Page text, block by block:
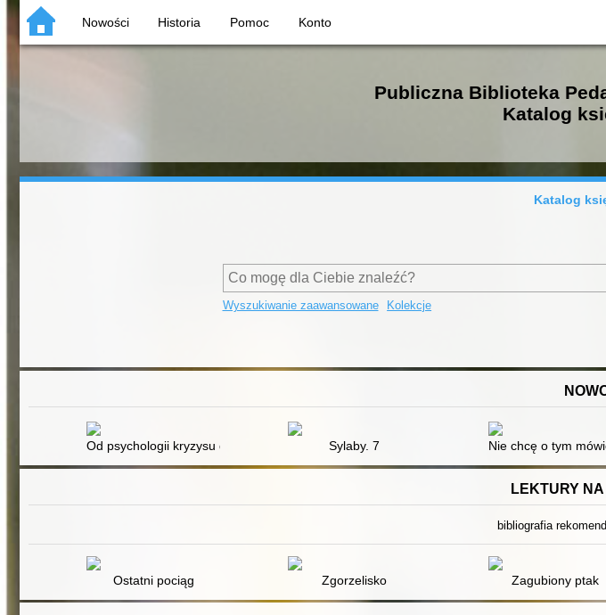
Nowości Historia Pomoc Konto
Publiczna Biblioteka
Katalog
Katalog
Wyszukiwanie zaawansowane Kolekcje
Od psychologii kryzysu do interwencji kryzysowej i środowiskowej : pamięci Marii Einhorn-
Sylaby. 7 Nie chcę o tym
LEKTURY NA
bibliografia
Ostatni pociąg Zgorzelisko Zagubiony ptak